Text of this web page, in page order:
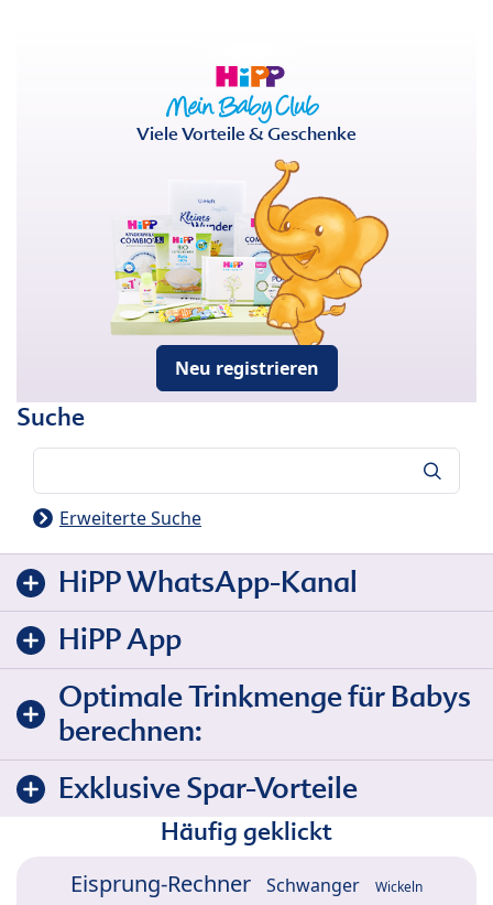
Viele Vorteile & Geschenke
Neu registrieren
Suche
Erweiterte Suche
HiPP WhatsApp-Kanal
HiPP App
Optimale Trinkmenge für Babys
berechnen:
Exklusive Spar-Vorteile
Häufig geklickt
Eisprung-Rechner Schwanger Wickeln